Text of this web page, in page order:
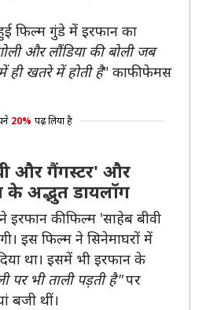
फिल्म गुंडे में इरफान का
और लौंडिया की बोली जब
ही खतरे में होती है" काफी फेमस
20% पढ़ लिया है
और गैंगस्टर' और
के अद्भुत डायलॉग
इरफान की फिल्म 'साहेब बीवी
इस फिल्म ने सिनेमाघरों में
था। इसमें भी इरफान के
पर भी ताली पड़ती है"पर
बजी थीं।